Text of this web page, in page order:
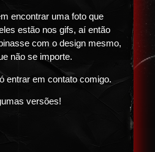
encontrar uma foto que
estão nos gifs, aí então
com o design mesmo,
não se importe.
entrar em contato comigo.
versões!